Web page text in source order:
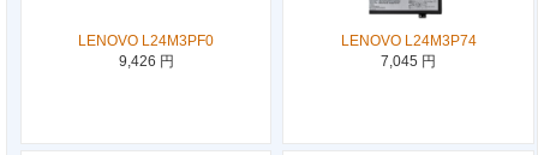
LENOVO L24M3PF0
9,426 円
LENOVO L24M3P74
7,045 円